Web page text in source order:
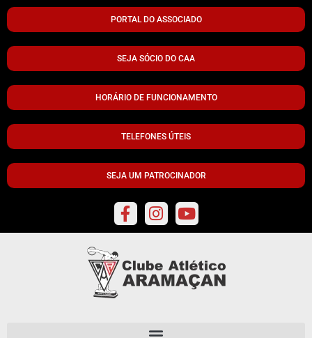
PORTAL DO ASSOCIADO
SEJA SÓCIO DO CAA
HORÁRIO DE FUNCIONAMENTO
TELEFONES ÚTEIS
SEJA UM PATROCINADOR